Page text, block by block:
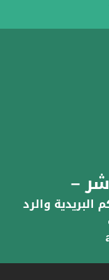
–
البريدية والرد